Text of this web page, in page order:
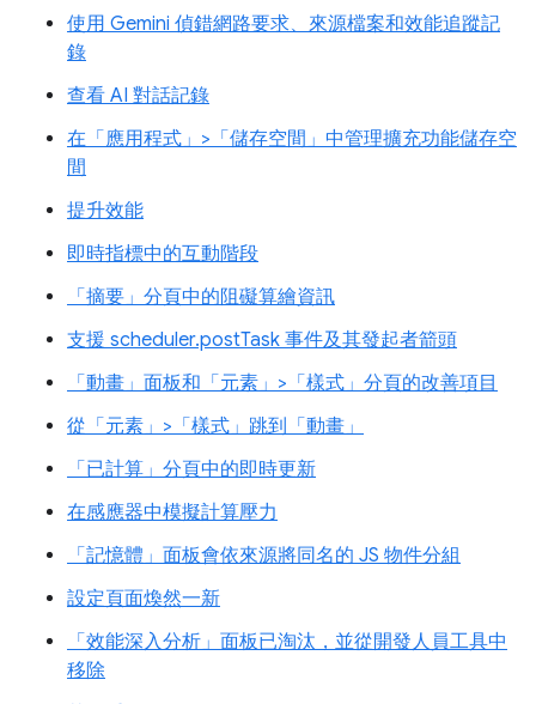
使用 Gemini 偵錯網路要求、來源檔案和效能追蹤記
錄
查看 AI 對話記錄
在「應用程式」>「儲存空間」中管理擴充功能儲存空
間
提升效能
即時指標中的互動階段
「摘要」分頁中的阻礙算繪資訊
支援 scheduler.postTask 事件及其發起者箭頭
「動畫」面板和「元素」>「樣式」分頁的改善項目
從「元素」>「樣式」跳到「動畫」
「已計算」分頁中的即時更新
在感應器中模擬計算壓力
「記憶體」面板會依來源將同名的 JS 物件分組
設定頁面煥然一新
「效能深入分析」面板已淘汰，並從開發人員工具中
移除